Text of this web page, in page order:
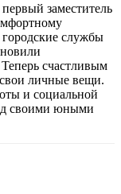
заместитель
службы
счастливым
свои личные вещи.
и социальной
своими юными